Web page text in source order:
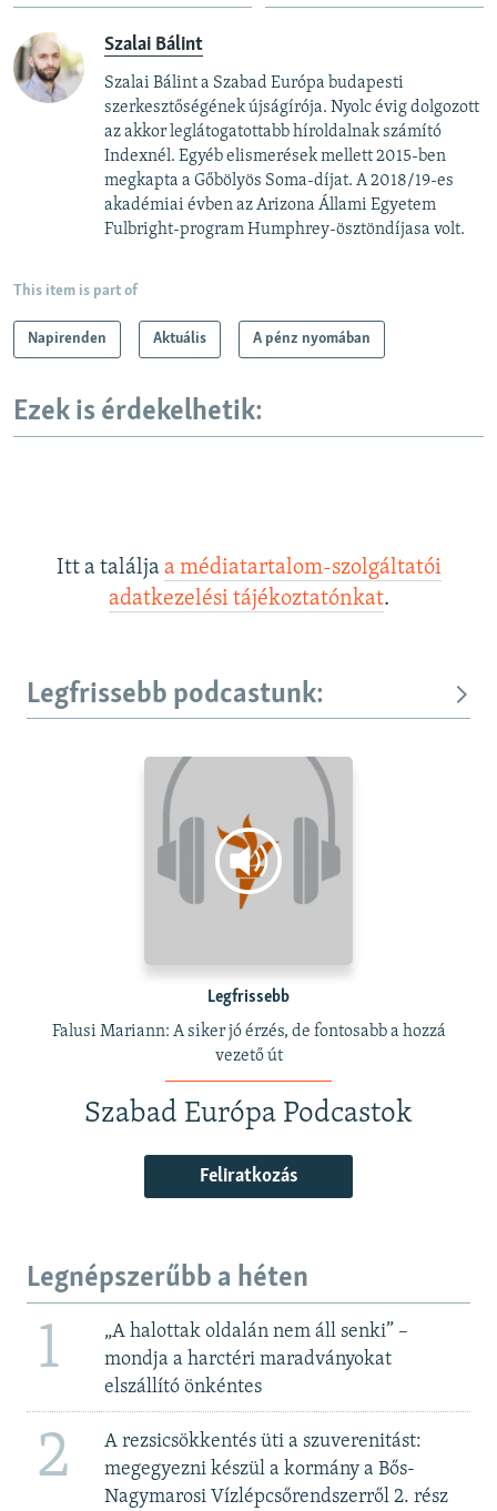
Szalai Bálint
Szalai Bálint a Szabad Európa budapesti
szerkesztőségének újságírója. Nyolc évig dolgozott
az akkor leglátogatottabb híroldalnak számító
Indexnél. Egyéb elismerések mellett 2015-ben
megkapta a Gőbölyös Soma-díjat. A 2018/19-es
akadémiai évben az Arizona Állami Egyetem
Fulbright-program Humphrey-ösztöndíjasa volt.
This item is part of
Napirenden Aktuális A pénz nyomában
Ezek is érdekelhetik:
Itt a találja a médiatartalom-szolgáltatói
adatkezelési tájékoztatónkat.
Legfrissebb podcastunk:
Legfrissebb
Falusi Mariann: A siker jó érzés, de fontosabb a hozzá
vezető út
Szabad Európa Podcastok
Feliratkozás
Legnépszerűbb a héten
1
„A halottak oldalán nem áll senki” –
mondja a harctéri maradványokat
elszállító önkéntes
2
A rezsicsökkentés üti a szuverenitást:
megegyezni készül a kormány a Bős-
Nagymarosi Vízlépcsőrendszerről 2. rész